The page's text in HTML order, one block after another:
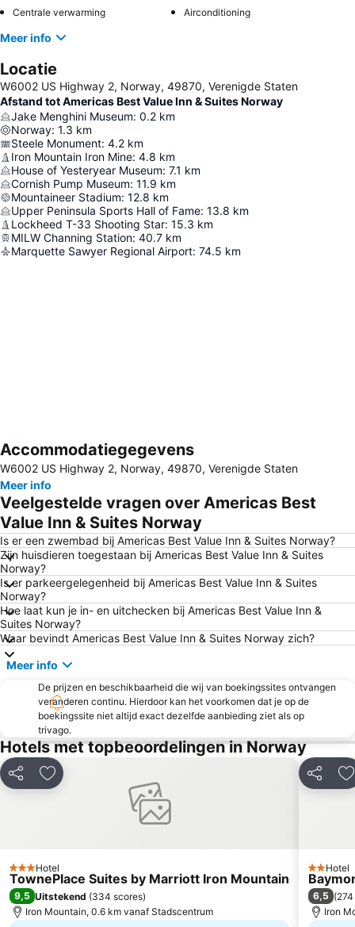
Centrale verwarming
Airconditioning
Meer info
Locatie
W6002 US Highway 2, Norway, 49870, Verenigde Staten
Afstand tot Americas Best Value Inn & Suites Norway
Jake Menghini Museum: 0.2 km
Norway: 1.3 km
Steele Monument: 4.2 km
Iron Mountain Iron Mine: 4.8 km
House of Yesteryear Museum: 7.1 km
Cornish Pump Museum: 11.9 km
Mountaineer Stadium: 12.8 km
Upper Peninsula Sports Hall of Fame: 13.8 km
Lockheed T-33 Shooting Star: 15.3 km
MILW Channing Station: 40.7 km
Marquette Sawyer Regional Airport: 74.5 km
Kaart uitvouwen
Accommodatiegegevens
W6002 US Highway 2, Norway, 49870, Verenigde Staten
Meer info
Veelgestelde vragen over Americas Best
Value Inn & Suites Norway
Is er een zwembad bij Americas Best Value Inn & Suites Norway?
Zijn huisdieren toegestaan bij Americas Best Value Inn & Suites
Norway?
Is er parkeergelegenheid bij Americas Best Value Inn & Suites
Norway?
Hoe laat kun je in- en uitchecken bij Americas Best Value Inn &
Suites Norway?
Waar bevindt Americas Best Value Inn & Suites Norway zich?
Meer info
De prijzen en beschikbaarheid die wij van boekingssites ontvangen
veranderen continu. Hierdoor kan het voorkomen dat je op de
boekingssite niet altijd exact dezelfde aanbieding ziet als op
trivago.
Hotels met topbeoordelingen in Norway
Delen Toevoegen aan favorieten
3 Sterren
Hotel
TownePlace Suites by Marriott Iron Mountain
9,5 Uitstekend (334 scores)
Iron Mountain, 0.6 km vanaf Stadscentrum
Delen
2 Sterren
Hotel
6,5 (
Iron